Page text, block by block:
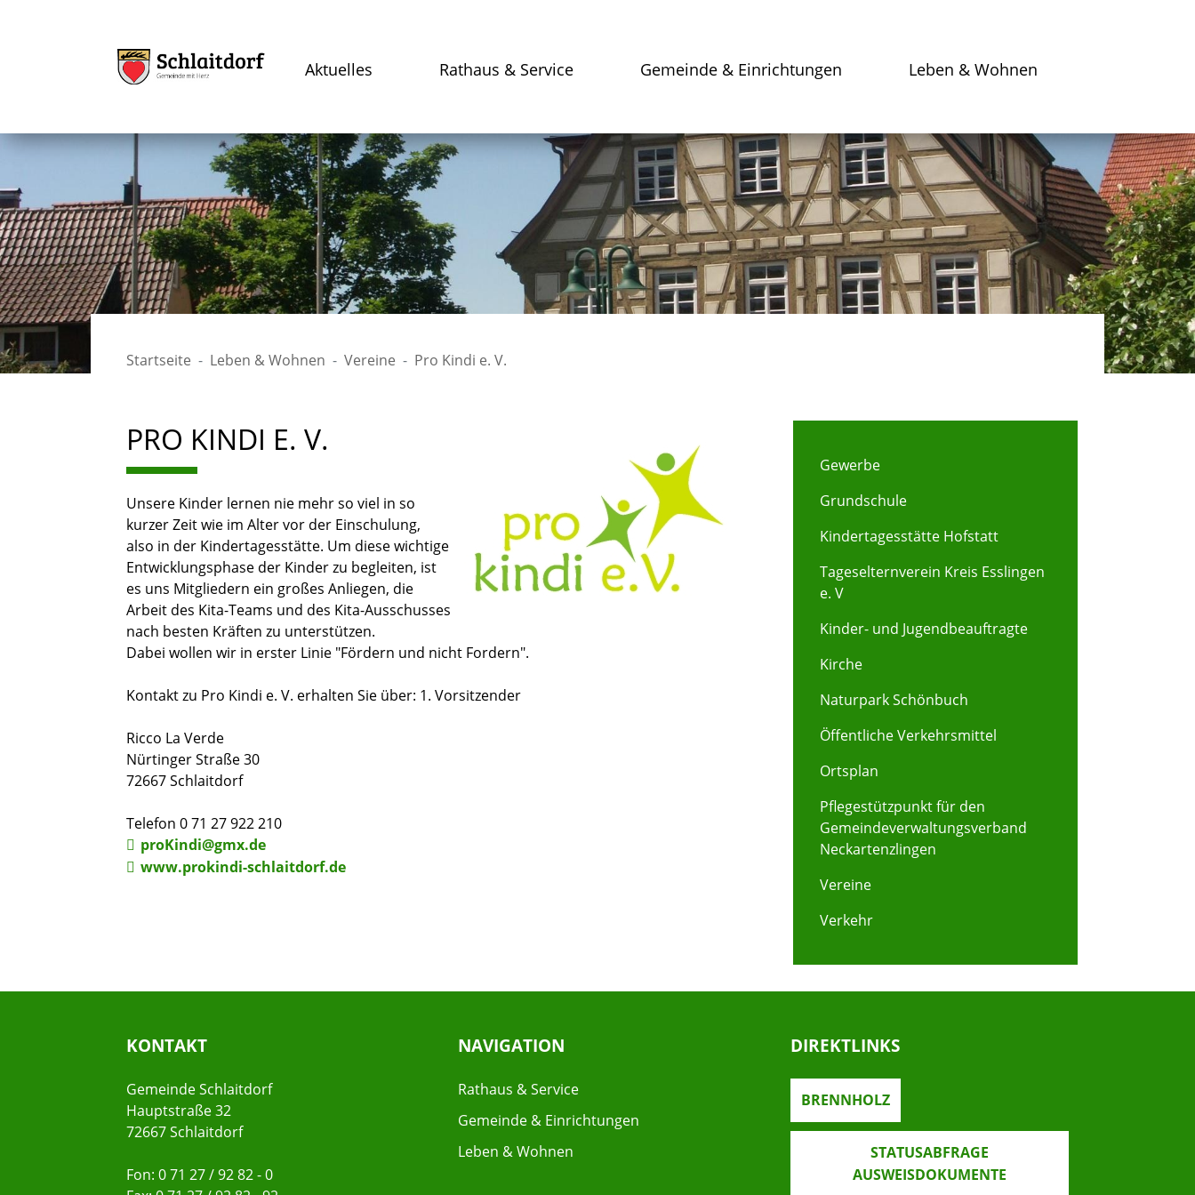
Aktuelles Rathaus & Service Gemeinde & Einrichtungen Leben & Wohnen
Startseite Leben & Wohnen Vereine Pro Kindi e. V.
PRO KINDI E. V.
Unsere Kinder lernen nie mehr so viel in so
kurzer Zeit wie im Alter vor der Einschulung,
also in der Kindertagesstätte. Um diese wichtige
Entwicklungsphase der Kinder zu begleiten, ist
es uns Mitgliedern ein großes Anliegen, die
Arbeit des Kita-Teams und des Kita-Ausschusses
nach besten Kräften zu unterstützen.
Dabei wollen wir in erster Linie "Fördern und nicht Fordern".
Kontakt zu Pro Kindi e. V. erhalten Sie über: 1. Vorsitzender
Ricco La Verde
Nürtinger Straße 30
72667 Schlaitdorf
Telefon 0 71 27 922 210
proKindi@gmx.de
www.prokindi-schlaitdorf.de
Gewerbe
Grundschule
Kindertagesstätte Hofstatt
Tageselternverein Kreis Esslingen
e. V
Kinder- und Jugendbeauftragte
Kirche
Naturpark Schönbuch
Öffentliche Verkehrsmittel
Ortsplan
Pflegestützpunkt für den
Gemeindeverwaltungsverband
Neckartenzlingen
Vereine
Verkehr
KONTAKT
Gemeinde Schlaitdorf
Hauptstraße 32
72667 Schlaitdorf
Fon: 0 71 27 / 92 82 - 0
NAVIGATION
Rathaus & Service
Gemeinde & Einrichtungen
Leben & Wohnen
DIREKTLINKS
BRENNHOLZ
STATUSABFRAGE
AUSWEISDOKUMENTE